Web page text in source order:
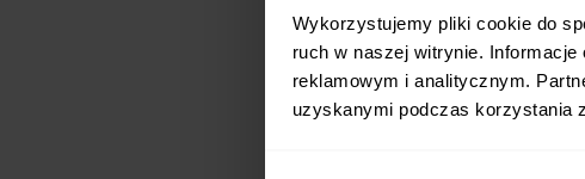
Wykorzystujemy pliki cookie do
ruch w naszej witrynie.
reklamowym i analitycznym.
uzyskanymi podczas korzystania
uchronić fotele
eksploatacji fotelika
ześlizgnięciem się.
jeszcze większy